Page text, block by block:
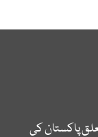
پاکستان کی